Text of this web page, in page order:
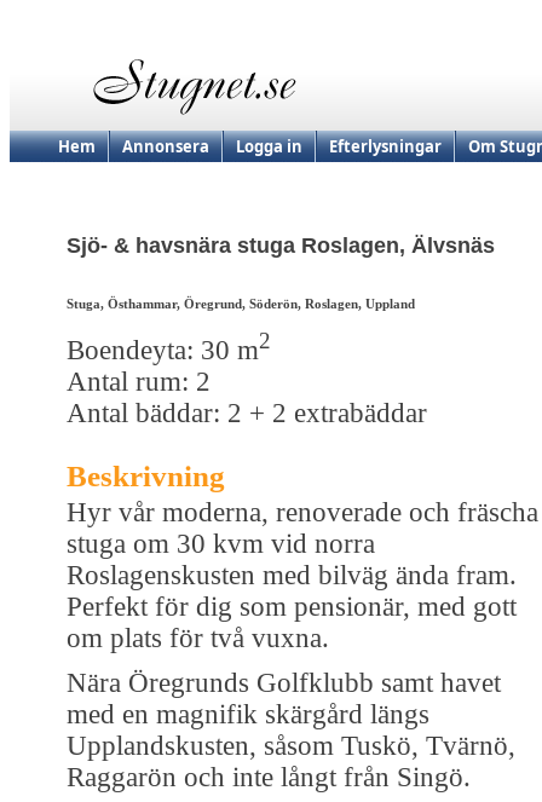
Hem Annonsera Logga in Efterlysningar Om
Sjö- & havsnära stuga Roslagen, Älvsnäs
Stuga, Östhammar, Öregrund, Söderön, Roslagen, Uppland
Boendeyta: 30 m2
Antal rum: 2
Antal bäddar: 2 + 2 extrabäddar
Beskrivning
Hyr vår moderna, renoverade och fräscha
stuga om 30 kvm vid norra
Roslagenskusten med bilväg ända fram.
Perfekt för dig som pensionär, med gott
om plats för två vuxna.
Nära Öregrunds Golfklubb samt havet
med en magnifik skärgård längs
Upplandskusten, såsom Tuskö, Tvärnö,
Raggarön och inte långt från Singö.